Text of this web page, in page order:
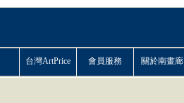
台灣ArtPrice 會員服務 關於南畫廊